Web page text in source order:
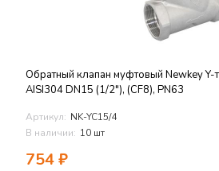
Обратный клапан муфтовый Newkey
AISI304 DN15 (1/2"), (CF8), PN63
Артикул: NK-YC15/4
В наличии: 10 шт
754₽